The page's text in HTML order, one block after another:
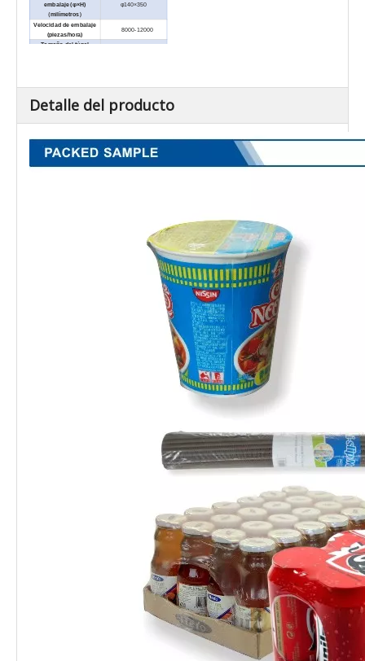
embalaje (φ×H)
（milímetros）
φ140×350
Velocidad de embalaje
(piezas/hora)
8000-12000
Tamaño del túnel
Detalle del producto